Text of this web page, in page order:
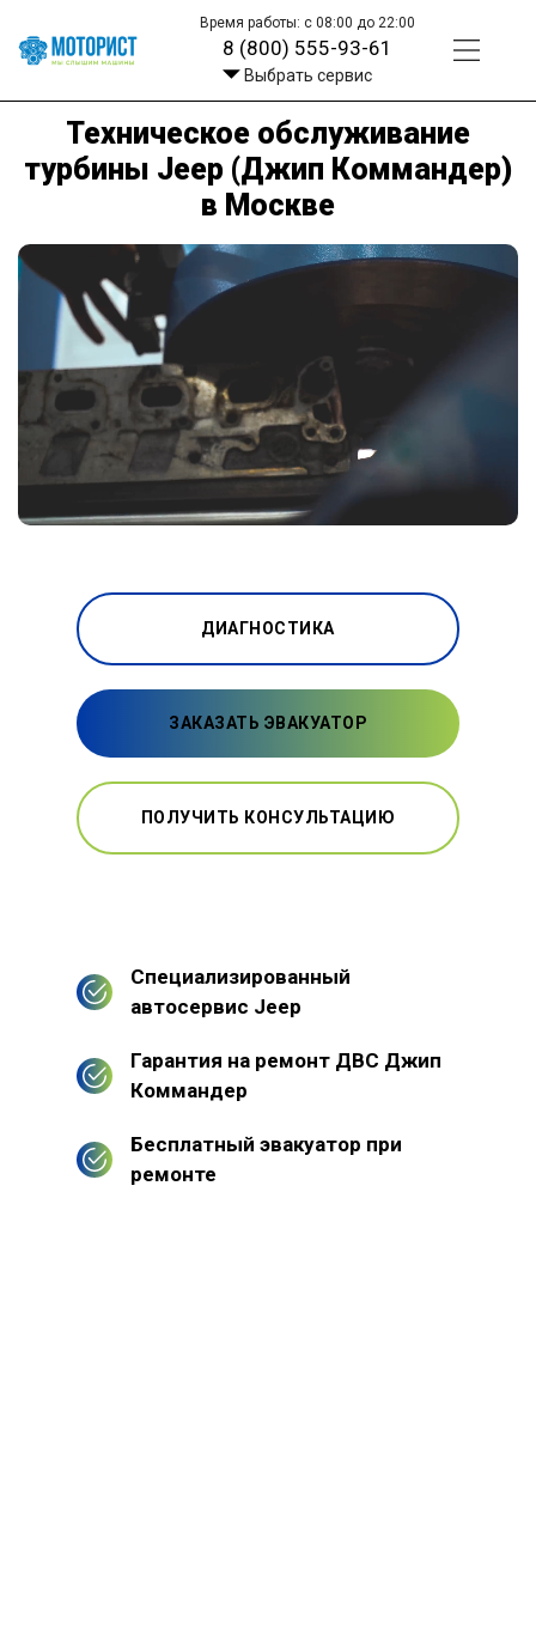
Время работы: с 08:00 до 22:00
8 (800) 555-93-61
Выбрать сервис
Техническое обслуживание
турбины Jeep (Джип Коммандер)
в Москве
ДИАГНОСТИКА
ЗАКАЗАТЬ ЭВАКУАТОР
ПОЛУЧИТЬ КОНСУЛЬТАЦИЮ
Специализированный
автосервис Jeep
Гарантия на ремонт ДВС Джип
Коммандер
Бесплатный эвакуатор при
ремонте